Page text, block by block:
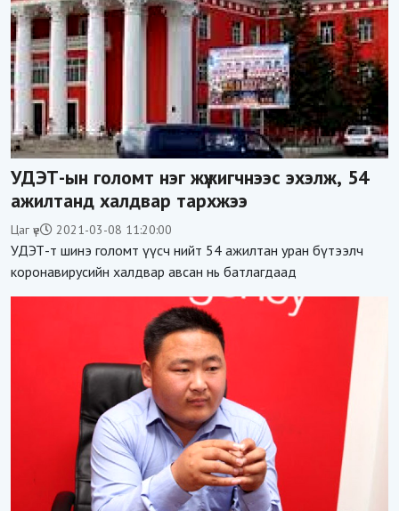
УДЭТ-ын голомт нэг жүжигчнээс эхэлж, 54
ажилтанд халдвар тархжээ
Цаг үе 2021-03-08 11:20:00
УДЭТ-т шинэ голомт үүсч нийт 54 ажилтан уран бүтээлч
коронавирусийн халдвар авсан нь батлагдаад